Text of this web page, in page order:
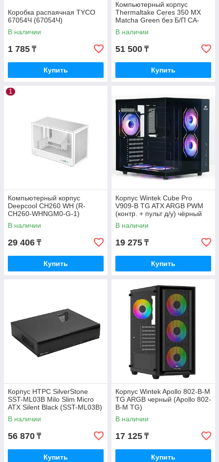
Коробка распаячная TYCO
67054Ч (67054Ч)
В наличии
1 785 ₸
Купить
Компьютерный корпус
Thermaltake Ceres 350 MX
Matcha Green без Б/П CA-
1Z3-00MEWN-00
В наличии
51 500 ₸
Купить
1
Компьютерный корпус
Deepcool CH260 WH (R-
CH260-WHNGM0-G-1)
В наличии
29 406 ₸
Купить
Корпус Wintek Cube Pro
V909-B TG ATX ARGB PWM
(контр. + пульт д/у) чёрный
В наличии
19 275 ₸
Купить
Корпус HTPC SilverStone
SST-ML03B Milo Slim Micro
ATX Silent Black (SST-ML03B)
В наличии
56 870 ₸
Купить
Корпус Wintek Apollo 802-B-M
TG ARGB черный (Apollo 802-
B-M TG)
В наличии
17 125 ₸
Купить